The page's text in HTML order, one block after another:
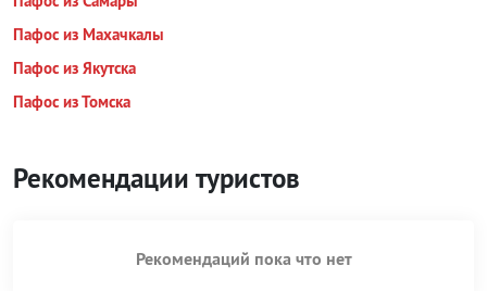
Пафос из Махачкалы
Пафос из Якутска
Пафос из Томска
Рекомендации туристов
Рекомендаций пока что нет